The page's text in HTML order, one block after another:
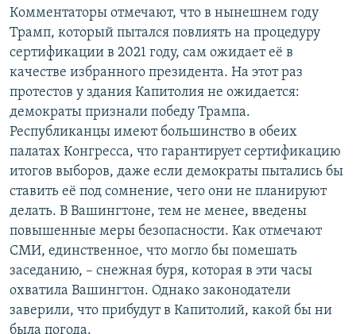
Комментаторы отмечают, что в нынешнем году
Трамп, который пытался повлиять на процедуру
сертификации в 2021 году, сам ожидает её в
качестве избранного президента. На этот раз
протестов у здания Капитолия не ожидается:
демократы признали победу Трампа.
Республиканцы имеют большинство в обеих
палатах Конгресса, что гарантирует сертификацию
итогов выборов, даже если демократы пытались бы
ставить её под сомнение, чего они не планируют
делать. В Вашингтоне, тем не менее, введены
повышенные меры безопасности. Как отмечают
СМИ, единственное, что могло бы помешать
заседанию, – снежная буря, которая в эти часы
охватила Вашингтон. Однако законодатели
заверили, что прибудут в Капитолий, какой бы ни
была погода.